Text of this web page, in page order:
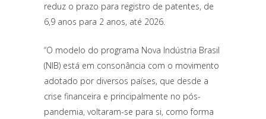
reduz o prazo para registro de patentes, de
6,9 anos para 2 anos, até 2026.
“O modelo do programa Nova Indústria Brasil
(NIB) está em consonância com o movimento
adotado por diversos países, que desde a
crise financeira e principalmente no pós-
pandemia, voltaram-se para si, como forma